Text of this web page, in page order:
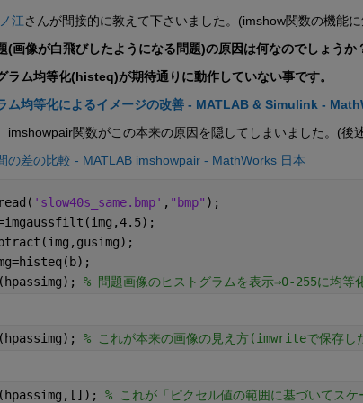
江さんが間接的に教えて下さいました。(imshow関数の機能
(画像が白飛びしたようになる問題)の原因は何なのでしょうか
ラム均等化(histeq)が期待通りに動作していない事です。
ム均等化によるイメージの改善 - MATLAB & Simulink -
imshowpair関数がこの本来の原因を隠してしまいました。(後
の差の比較 - MATLAB imshowpair - MathWorks 日本
'slow40s_same.bmp' , "bmp" );
% 問題画像のヒストグラムを表示⇒0-255に均等
% これが本来の画像の見え方(imwriteで保存し
% これが「ピクセル値の範囲に基づいてス